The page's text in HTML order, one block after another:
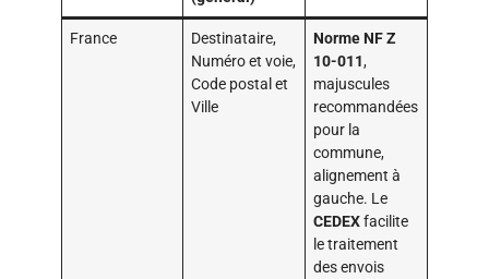
France
Destinataire,
Numéro et voie,
Code postal et
Ville
Norme NF Z
10-011,
majuscules
recommandées
pour la
commune,
alignement à
gauche. Le
CEDEXfacilite
le traitement
des envois